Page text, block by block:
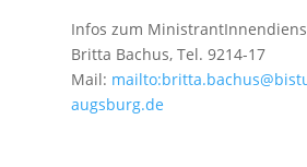
Infos zum
Britta Bachus, Tel. 9214-17
Mail:
augsburg.de